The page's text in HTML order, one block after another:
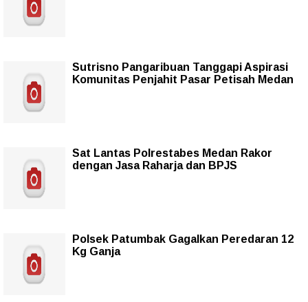
Sutrisno Pangaribuan Tanggapi Aspirasi
Komunitas Penjahit Pasar Petisah Medan
Sat Lantas Polrestabes Medan Rakor
dengan Jasa Raharja dan BPJS
Polsek Patumbak Gagalkan Peredaran 12
Kg Ganja